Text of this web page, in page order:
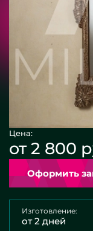
Цена:
от 2 800
Изготовление:
от 2 дней